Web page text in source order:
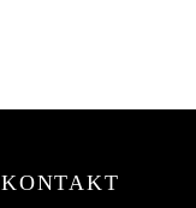
KONTAKT